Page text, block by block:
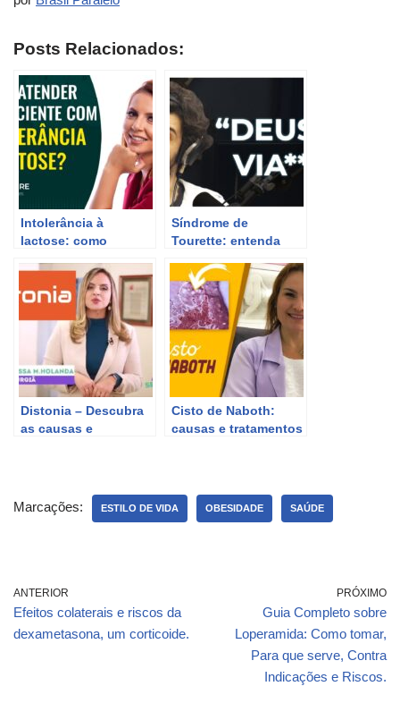
Posts Relacionados:
Intolerância à
lactose: como
com essa condição.
Síndrome de
Tourette: entenda
condição – Cortes do
Flow
Distonia – Descubra
as causas e
Cisto de Naboth:
causas e tratamentos
Marcações: ESTILO DE VIDA OBESIDADE SAÚDE
ANTERIOR
Efeitos colaterais e riscos da
dexametasona, um corticoide.
PRÓXIMO
Guia Completo sobre
Loperamida: Como tomar,
Para que serve, Contra
Indicações e Riscos.